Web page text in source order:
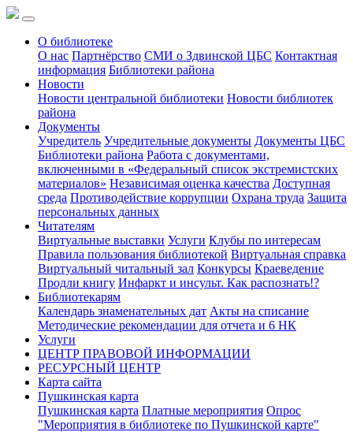
О библиотеке
О нас Партнёрство СМИ о Здвинской ЦБС Контактная
информация Библиотеки района
Новости
Новости центральной библиотеки Новости библиотек
района
Документы
Учредитель Учредительные документы Документы ЦБС
Библиотеки района Работа с документами,
включенными в «Федеральный список экстремистских
материалов» Независимая оценка качества Доступная
среда Противодействие коррупции Охрана труда Защита
персональных данных
Читателям
Виртуальные выставки Услуги Клубы по интересам
Правила пользования библиотекой Виртуальная справка
Виртуальный читальный зал Конкурсы Краеведение
Продли книгу Инфаркт и инсульт. Как распознать!?
Библиотекарям
Календарь знаменательных дат Акты на списание
Методические рекомендации для отчета и 6 НК
Услуги
ЦЕНТР ПРАВОВОЙ ИНФОРМАЦИИ
РЕСУРСНЫЙ ЦЕНТР
Карта сайта
Пушкинская карта
Пушкинская карта Платные мероприятия Опрос
"Мероприятия в библиотеке по Пушкинской карте"